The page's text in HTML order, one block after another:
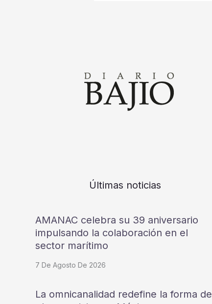
Últimas noticias
AMANAC celebra su 39 aniversario
impulsando la colaboración en el
sector marítimo
7 De Agosto De 2026
La omnicanalidad redefine la forma de